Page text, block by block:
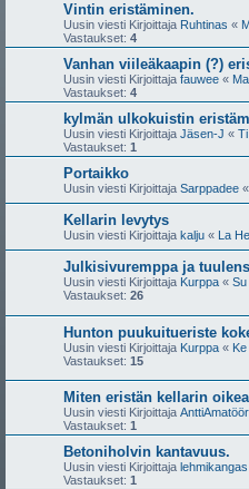
Vintin eristäminen.
Uusin viesti Kirjoittaja Ruhtinas «
Vastaukset: 4
Vanhan viileäkaapin (?)
Uusin viesti Kirjoittaja fauwee «
Vastaukset: 4
kylmän ulkokuistin
Uusin viesti Kirjoittaja Jäsen-J «
Vastaukset: 1
Portaikko
Uusin viesti Kirjoittaja Sarppadee «
Kellarin levytys
Uusin viesti Kirjoittaja kalju « La
Julkisivuremppa ja
Uusin viesti Kirjoittaja Kurppa « Su
Vastaukset: 26
Hunton puukuitueriste
Uusin viesti Kirjoittaja Kurppa «
Vastaukset: 15
Miten eristän kellarin
Uusin viesti Kirjoittaja
Vastaukset: 1
Betoniholvin kantavuus.
Uusin viesti Kirjoittaja lehmikangas
Vastaukset: 1